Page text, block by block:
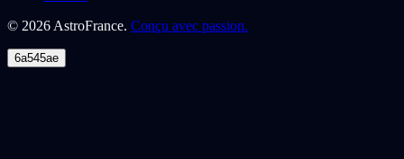
© 2026 AstroFrance. Conçu avec passion.
6a545ae